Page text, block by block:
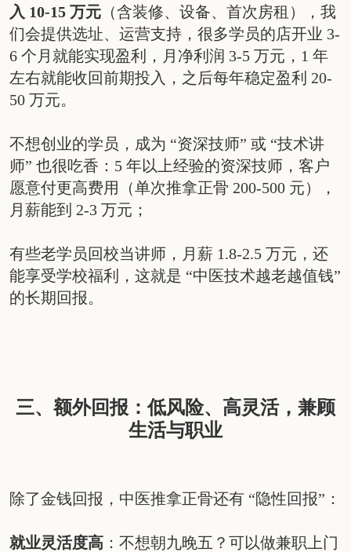
入 10-15 万元（含装修、设备、首次房租），我
们会提供选址、运营支持，很多学员的店开业 3-
6 个月就能实现盈利，月净利润 3-5 万元，1 年
左右就能收回前期投入，之后每年稳定盈利 20-
50 万元。
不想创业的学员，成为 “资深技师” 或 “技术讲
师” 也很吃香：5 年以上经验的资深技师，客户
愿意付更高费用（单次推拿正骨 200-500 元），
月薪能到 2-3 万元；
有些老学员回校当讲师，月薪 1.8-2.5 万元，还
能享受学校福利，这就是 “中医技术越老越值钱”
的长期回报。
三、额外回报：低风险、高灵活，兼顾
生活与职业
除了金钱回报，中医推拿正骨还有 “隐性回报”：
就业灵活度高：不想朝九晚五？可以做兼职上门